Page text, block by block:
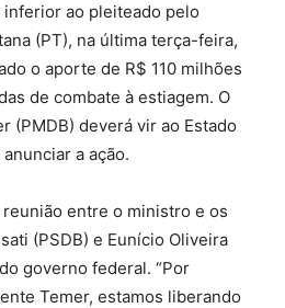
inferior ao pleiteado pelo
(PT), na última terça-feira,
o aporte de R$ 110 milhões
de combate à estiagem. O
(PMDB) deverá vir ao Estado
a ação.
entre o ministro e os
(PSDB) e Eunício Oliveira
governo federal. “Por
Temer, estamos liberando